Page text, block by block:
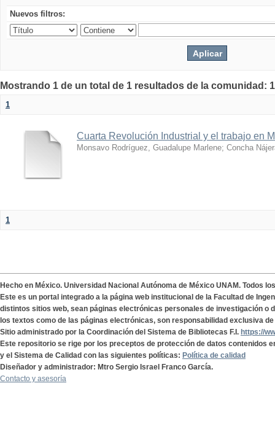
Nuevos filtros:
Mostrando 1 de un total de 1 resultados de la comunidad:
1
Cuarta Revolución Industrial y el trabajo en
Monsavo Rodríguez, Guadalupe Marlene; Concha
1
Hecho en México. Universidad Nacional Autónoma de México UNAM. Todos
Este es un portal integrado a la página web institucional de la Facultad de
distintos sitios web, sean páginas electrónicas personales de investigación o
los textos como de las páginas electrónicas, son responsabilidad exclusiva
Sitio administrado por la Coordinación del Sistema de Bibliotecas F.I. https://
Este repositorio se rige por los preceptos de protección de datos contenidos
y el Sistema de Calidad con las siguientes políticas: Política de calidad
Diseñador y administrador: Mtro Sergio Israel Franco García.
Contacto y asesoría